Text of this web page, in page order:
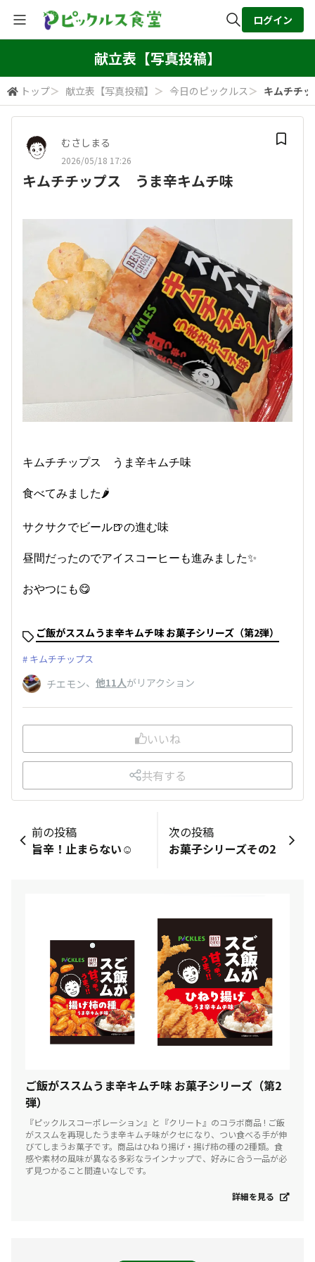
検索
ログイン
献立表【写真投稿】
トップ＞ 献立表【写真投稿】 ＞ 今日のピックルス＞ キムチチ
むさしまる
2026/05/18 17:26
キムチチップス うま辛キムチ味
キムチチップス うま辛キムチ味
食べてみました🌶️
サクサクでビール🍺の進む味
昼間だったのでアイスコーヒーも進みました✨️
おやつにも😋
ご飯がススムうま辛キムチ味 お菓子シリーズ（第2弾）
キムチチップス
チエモン、 他11人がリアクション
いいね
共有する
ご飯がススムうま辛キムチ味 お菓子シリーズ（第2
弾）
『ピックルスコーポレーション』と『クリート』のコラボ商品 ! ご飯
がススムを再現したうま辛キムチ味がクセになり、つい食べる手が伸
びてしまうお菓子です。商品はひねり揚げ・揚げ柿の種の2種類。食
感や素材の風味が異なる多彩なラインナップで、好みに合う一品が必
ず見つかること間違いなしです。
詳細を見る
前の投稿
旨辛！止まらない☺️
次の投稿
お菓子シリーズその2